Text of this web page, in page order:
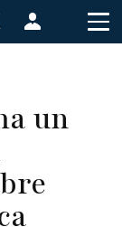
Menú
de
usuario
un